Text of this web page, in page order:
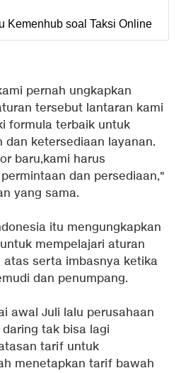
Kemenhub soal Taksi Online
pernah ungkapkan
tersebut lantaran kami
formula terbaik untuk
dan ketersediaan layanan.
baru,kami harus
dan persediaan,"
yang sama.
itu mengungkapkan
mempelajari aturan
serta imbasnya ketika
dan penumpang.
awal Juli lalu perusahaan
tak bisa lagi
tarif untuk
menetapkan tarif bawah